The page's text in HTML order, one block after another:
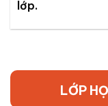
lớp.
LỚP